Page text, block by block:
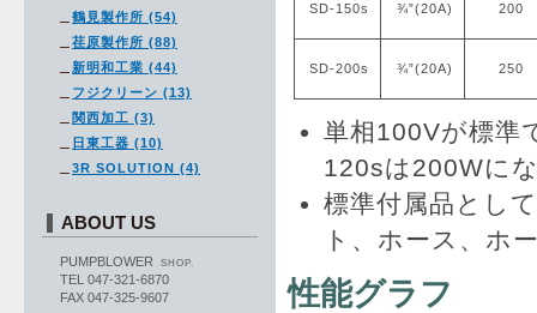
SD-150s ¾”(20A) 200
SD-200s ¾”(20A) 250
単相100Vが標準
120sは200Wに
標準付属品とし
ト、ホース、ホ
性能グラフ
鶴見製作所 (54)
荏原製作所 (88)
新明和工業 (44)
フジクリーン (13)
関西加工 (3)
日東工器 (10)
3R SOLUTION (4)
ABOUT US
PUMPBLOWER SHOP.
TEL 047-321-6870
FAX 047-325-9607